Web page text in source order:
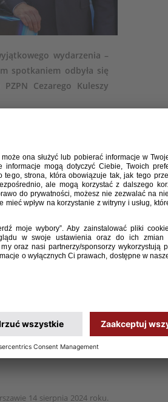
wydarzenia –
spotkaniem odbyła się
Cezarego Kuleszy
rozgrywek Ligi
przykuje uwagę kibiców
Udało się to właśnie
Cezary Kulesza. – Gdy
pod warunkiem, że będzie to
dodał Łukasz Wachowski,
Do dyspozycji
drużyn). Przed Pałacem
Nie zabraknie także
już od 13 sierpnia. – Bardzo
jak najlepiej wykorzystać
Prezydent m.st.
14 sierpnia 2024 roku.